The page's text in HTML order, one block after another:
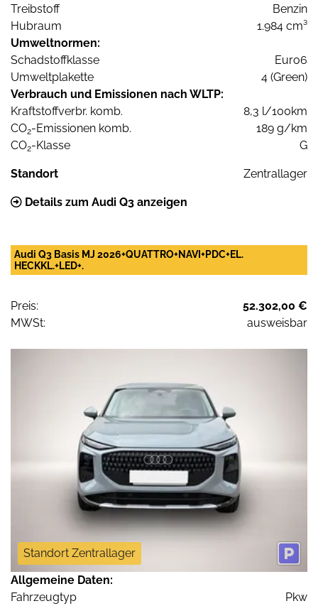
Treibstoff
Benzin
Hubraum
1.984 cm³
Umweltnormen:
Schadstoffklasse
Euro6
Umweltplakette
4 (Green)
Verbrauch und Emissionen nach WLTP:
Kraftstoffverbr. komb.
8,3 l/100km
CO2-Emissionen komb.
189 g/km
CO2-Klasse G
Standort Zentrallager
Details zum Audi Q3 anzeigen
Audi Q3 Basis MJ 2026+QUATTRO+NAVI+PDC+EL.
HECKKL.+LED+.
Preis:
52.302,00 €
MWSt:
ausweisbar
Standort Zentrallager
Allgemeine Daten:
Fahrzeugtyp
Pkw